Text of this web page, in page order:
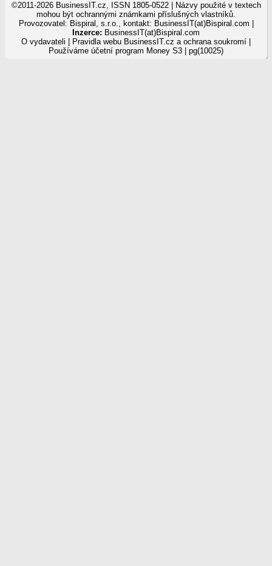
©2011-2026 BusinessIT.cz, ISSN 1805-0522 | Názvy použité v textech
mohou být ochrannými známkami příslušných vlastníků.
Provozovatel: Bispiral, s.r.o., kontakt: BusinessIT(at)Bispiral.com |
Inzerce: BusinessIT(at)Bispiral.com
O vydavateli
Pravidla webu BusinessIT.cz a ochrana soukromí
Používáme účetní program Money S3 | pg(10025)